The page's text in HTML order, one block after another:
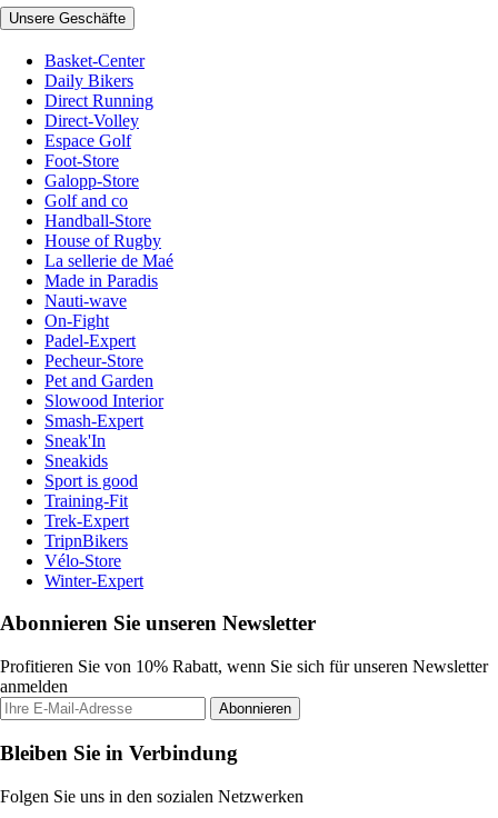
Unsere Geschäfte
Basket-Center
Daily Bikers
Direct Running
Direct-Volley
Espace Golf
Foot-Store
Galopp-Store
Golf and co
Handball-Store
House of Rugby
La sellerie de Maé
Made in Paradis
Nauti-wave
On-Fight
Padel-Expert
Pecheur-Store
Pet and Garden
Slowood Interior
Smash-Expert
Sneak'In
Sneakids
Sport is good
Training-Fit
Trek-Expert
TripnBikers
Vélo-Store
Winter-Expert
Abonnieren Sie unseren Newsletter
Profitieren Sie von 10% Rabatt, wenn Sie sich für unseren Newsletter
anmelden
Abonnieren
Bleiben Sie in Verbindung
Folgen Sie uns in den sozialen Netzwerken